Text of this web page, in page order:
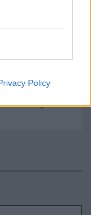
Policy
nemvajkrém